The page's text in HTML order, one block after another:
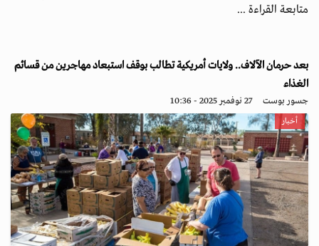
متابعة القراءة ...
بعد حرمان الآلاف.. ولايات أمريكية تطالب بوقف استبعاد مهاجرين من قسائم
الغذاء
جسور بوست 27 نوفمبر 2025 - 10:36
أخبار